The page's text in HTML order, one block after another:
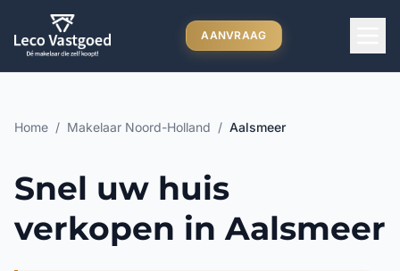
Ga direct naar inhoud
AANVRAAG
Home / Makelaar Noord-Holland / Aalsmeer
Snel uw huis
verkopen in Aalsmeer